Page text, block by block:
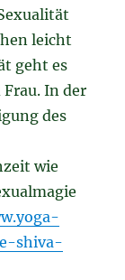
leicht
geht es
In der
des
wie
shiva-